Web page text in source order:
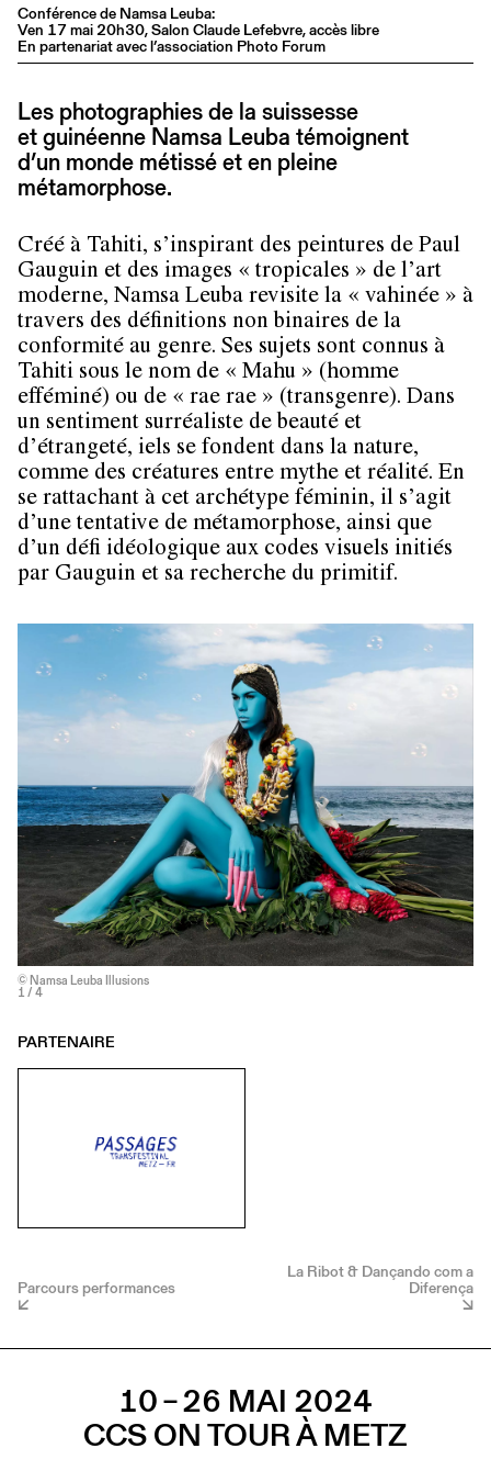
Conférence de Namsa Leuba:
Ven 17 mai 20h30, Salon Claude Lefebvre, accès libre
En partenariat avec l’association Photo Forum
Les photographies de la suissesse
et guinéenne Namsa Leuba témoignent
d’un monde métissé et en pleine
métamorphose.
Créé à Tahiti, s’inspirant des peintures de Paul
Gauguin et des images « tropicales » de l’art
moderne, Namsa Leuba revisite la « vahinée » à
travers des définitions non binaires de la
conformité au genre. Ses sujets sont connus à
Tahiti sous le nom de « Mahu » (homme
efféminé) ou de « rae rae » (transgenre). Dans
un sentiment surréaliste de beauté et
d’étrangeté, iels se fondent dans la nature,
comme des créatures entre mythe et réalité. En
se rattachant à cet archétype féminin, il s’agit
d’une tentative de métamorphose, ainsi que
d’un défi idéologique aux codes visuels initiés
par Gauguin et sa recherche du primitif.
© Namsa Leuba Illusions
1 / 4
PARTENAIRE
Parcours performances
La Ribot & Dançando com a
Diferença
10 – 26 MAI 2024
CCS ON TOUR À METZ